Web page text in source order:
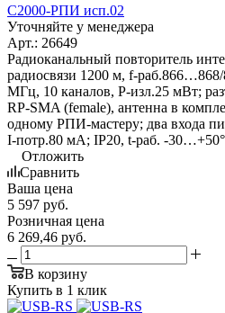
С2000-РПИ исп.02
Уточняйте у менеджера
Арт.: 26649
Радиоканальный повторитель
радиосвязи 1200 м, f-
МГц, 10 каналов, P-изл.25 мВт;
RP-SMA (female), антенна в
одному РПИ-мастеру; два входа
I-потр.80 мА; IP20, t-раб. -
Отложить
Сравнить
Ваша цена
5 597 руб.
Розничная цена
6 269,46 руб.
В корзину
Купить в 1 клик